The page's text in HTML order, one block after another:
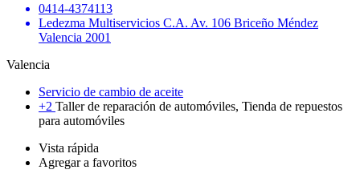
0414-4374113
Ledezma Multiservicios C.A. Av. 106 Briceño Méndez
Valencia 2001
Valencia
Servicio de cambio de aceite
+2 Taller de reparación de automóviles, Tienda de repuestos
para automóviles
Vista rápida
Agregar a favoritos